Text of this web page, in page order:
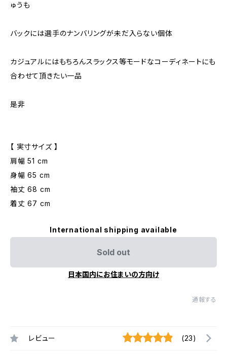
ゅうも
バックには選手のナンバリングが未だ入らない個体
カジュアルにはもちろんスラックス等モードなコーディネートにも
合わせて頂きたい一品
是非
【 実寸サイズ 】
肩幅 51 cm
身幅 65 cm
袖丈 68 cm
着丈 67 cm
International shipping available
Sold out
日本国内にお住まいの方向け
通報する
レビュー (23)